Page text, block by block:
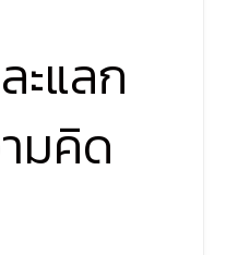
ะแลก
มคิด